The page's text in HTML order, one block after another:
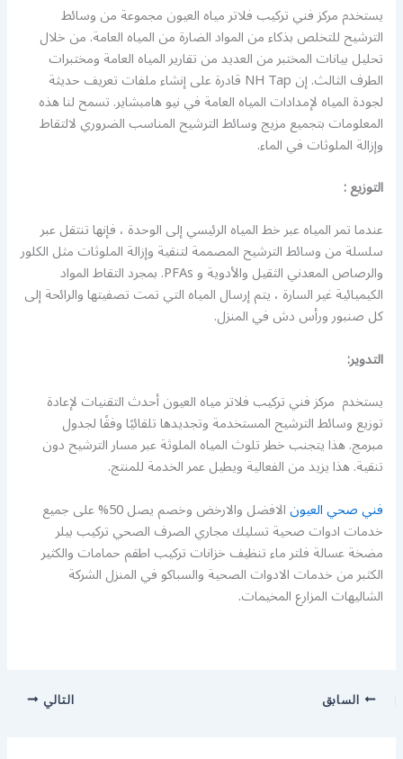
يستخدم مركز فني تركيب فلاتر مياه العيون مجموعة من وسائط
الترشيح للتخلص بذكاء من المواد الضارة من المياه العامة. من خلال
تحليل بيانات المختبر من العديد من تقارير المياه العامة ومختبرات
الطرف الثالث. إن NH Tap قادرة على إنشاء ملفات تعريف حديثة
لجودة المياه لإمدادات المياه العامة في نيو هامبشاير. تسمح لنا هذه
المعلومات بتجميع مزيج وسائط الترشيح المناسب الضروري لالتقاط
وإزالة الملوثات في الماء.
التوزيع :
عندما تمر المياه عبر خط المياه الرئيسي إلى الوحدة ، فإنها تنتقل عبر
سلسلة من وسائط الترشيح المصممة لتنقية وإزالة الملوثات مثل الكلور
والرصاص المعدني الثقيل والأدوية و PFAs. بمجرد التقاط المواد
الكيميائية غير السارة ، يتم إرسال المياه التي تمت تصفيتها والرائحة إلى
كل صنبور ورأس دش في المنزل.
التدوير:
يستخدم مركز فني تركيب فلاتر مياه العيون أحدث التقنيات لإعادة
توزيع وسائط الترشيح المستخدمة وتجديدها تلقائيًا وفقًا لجدول
مبرمج. هذا يتجنب خطر تلوث المياه الملوثة عبر مسار الترشيح دون
تنقية. هذا يزيد من الفعالية ويطيل عمر الخدمة للمنتج.
فني صحي العيون
الافضل والارخض وخصم يصل 50% على جميع
خدمات ادوات صحية تسليك مجاري الصرف الصحي تركيب بيلر
مضخة عسالة فلتر ماء تنظيف خزانات تركيب اطقم حمامات والكثير
الكثبر من خدمات الادوات الصحية والسباكو في المنزل الشركة
الشاليهات المزارع المخيمات.
السابق التالي